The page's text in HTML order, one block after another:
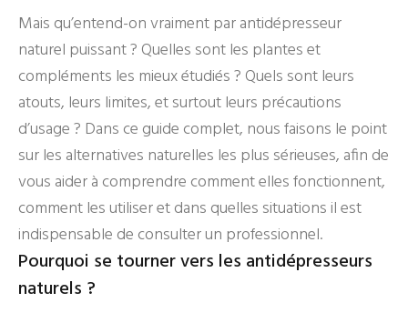
Mais qu’entend-on vraiment par antidépresseur
naturel puissant ? Quelles sont les plantes et
compléments les mieux étudiés ? Quels sont leurs
atouts, leurs limites, et surtout leurs précautions
d’usage ? Dans ce guide complet, nous faisons le point
sur les alternatives naturelles les plus sérieuses, afin de
vous aider à comprendre comment elles fonctionnent,
comment les utiliser et dans quelles situations il est
indispensable de consulter un professionnel.
Pourquoi se tourner vers les antidépresseurs
naturels ?